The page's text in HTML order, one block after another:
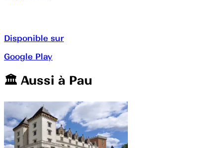
Disponible sur
Google Play
🏛️️ Aussi à Pau